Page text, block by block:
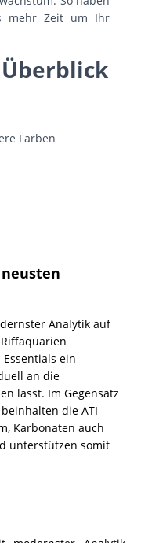
mehr Zeit um Ihr
Farben
Analytik auf
ein
an die
lässt. Im Gegensatz
die ATI
Karbonaten auch
unterstützen somit